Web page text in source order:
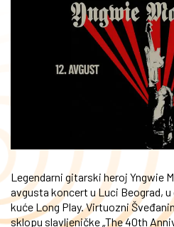
Legendarni gitarski heroj Yngwie
avgusta koncert u Luci Beograd,
kuće Long Play. Virtuozni
sklopu slavljeničke „The 40th